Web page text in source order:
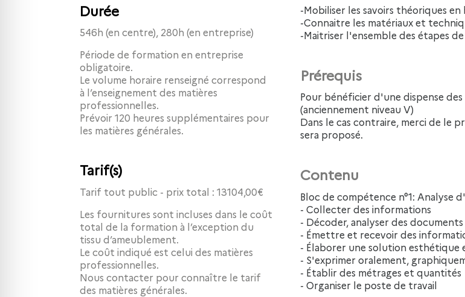
Durée
546h (en centre), 280h (en entreprise)
Période de formation en entreprise
obligatoire.
Le volume horaire renseigné correspond
à l’enseignement des matières
professionnelles.
Prévoir 120 heures supplémentaires pour
les matières générales.
Tarif(s)
Tarif tout public - prix total : 13104,00€
Les fournitures sont incluses dans le coût
total de la formation à l’exception du
tissu d’ameublement.
Le coût indiqué est celui des matières
professionnelles.
Nous contacter pour connaître le tarif
des matières générales.
-Mobiliser les savoirs théoriques
-Connaitre les matériaux et
-Maitriser l'ensemble des étapes
Prérequis
Pour bénéficier d'une dispense des matières générales, être titulaire d'un diplôme de niveau 3
(anciennement niveau V)
Dans le cas contraire, merci de le
sera proposé.
Contenu
Bloc de compétence n°1:
- Collecter des informations
- Décoder, analyser des
- Émettre et recevoir des
- Élaborer une solution esthétique
- S'exprimer oralement,
- Établir des métrages et quantités
- Organiser le poste de travail